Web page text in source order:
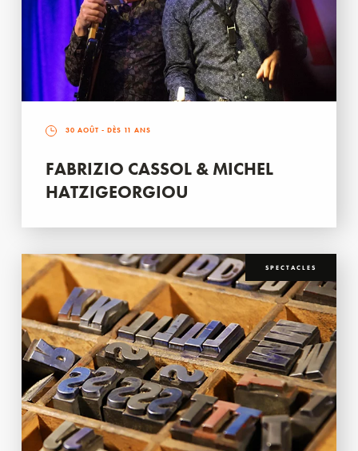
30 AOÛT - DÈS 11 ANS
FABRIZIO CASSOL & MICHEL
HATZIGEORGIOU
SPECTACLES